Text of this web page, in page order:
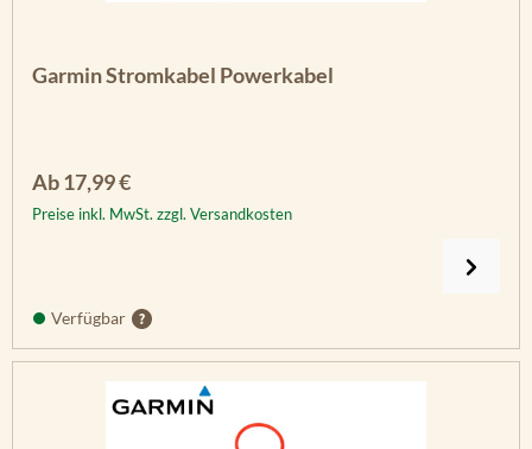
Garmin Stromkabel Powerkabel
Regulärer Preis:
Ab17,99 €
Preise inkl. MwSt. zzgl. Versandkosten
Verfügbar